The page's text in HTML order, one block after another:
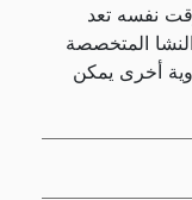
نفسه تعد
المتخصصة
أخرى يمكن